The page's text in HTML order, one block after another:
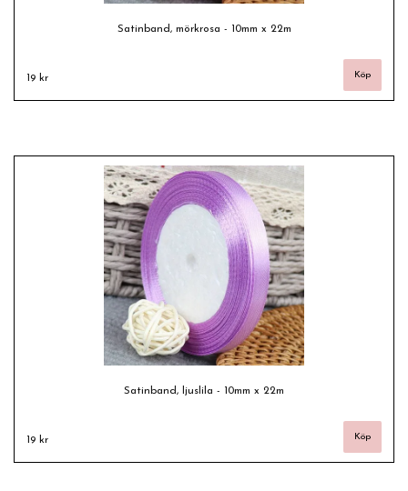
Satinband, mörkrosa - 10mm x 22m
19 kr
Satinband, ljuslila - 10mm x 22m
19 kr